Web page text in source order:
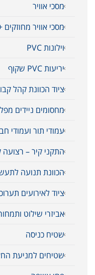
מסכי אוויר
מסכי אוויר מחוזקים
וילונות PVC
יריעות PVC שקוף
ציוד הכוונת קהל
מחסומים ניידים
עמודי תור ועמודי
התקני קיר – רצועה
הכוונת תנועה
ציוד לאירועים
אביזרי שילוט
שטיח כניסה
שטיחים למניעת